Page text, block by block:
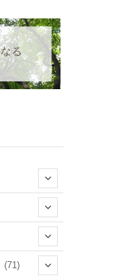
(71)